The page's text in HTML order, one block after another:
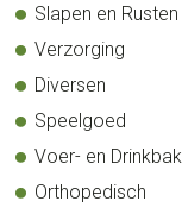
Slapen en Rusten
Verzorging
Diversen
Speelgoed
Voer- en
Orthopedisch